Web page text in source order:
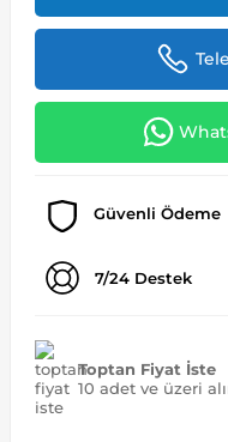
Güvenli Ödeme
7/24 Destek
Toptan Fiyat İste
10 adet ve üzeri